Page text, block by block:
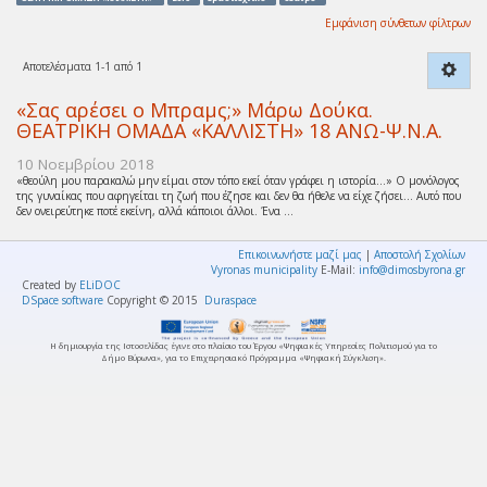
Εμφάνιση σύνθετων φίλτρων
Αποτελέσματα 1-1 από 1
«Σας αρέσει ο Μπραμς;» Μάρω Δούκα.
ΘΕΑΤΡΙΚΗ ΟΜΑΔΑ «ΚΑΛΛΙΣΤΗ» 18 ΑΝΩ-Ψ.Ν.Α.
10 Νοεμβρίου 2018
«θεούλη μου παρακαλώ μην είμαι στον τόπο εκεί όταν γράφει η ιστορία…» Ο μονόλογος
της γυναίκας που αφηγείται τη ζωή που έζησε και δεν θα ήθελε να είχε ζήσει… Αυτό που
δεν ονειρεύτηκε ποτέ εκείνη, αλλά κάποιοι άλλοι. Ένα ...
Επικοινωνήστε μαζί μας | Αποστολή Σχολίων
Vyronas municipality E-Mail: info@dimosbyrona.gr
Created by ELiDOC
DSpace software Copyright © 2015 Duraspace
Η δημιουργία της Ιστοσελίδας έγινε στο πλαίσιο του Έργου «Ψηφιακές Υπηρεσίες Πολιτισμού για το
Δήμο Βύρωνα», για το Επιχειρησιακό Πρόγραμμα «Ψηφιακή Σύγκλιση».